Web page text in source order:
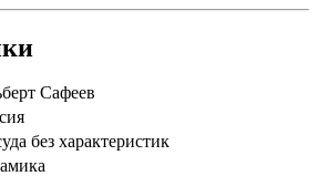
Сафеев
без характеристик